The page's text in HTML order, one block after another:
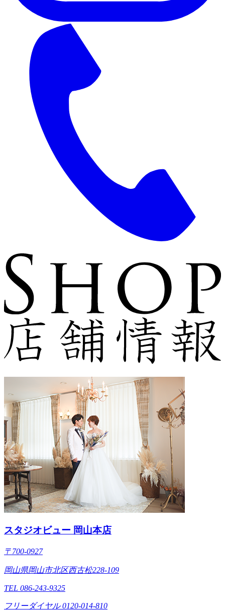
スタジオビュー 岡山本店
〒700-0927
岡山県岡山市北区西古松228-109
TEL 086-243-9325
フリーダイヤル 0120-014-810